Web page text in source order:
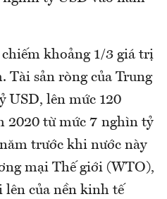
khoảng 1/3 giá trị
Tài sản ròng của Trung
USD, lên mức 120
2020 từ mức 7 nghìn tỷ
trước khi nước này
mại Thế giới (WTO),
lên của nền kinh tế